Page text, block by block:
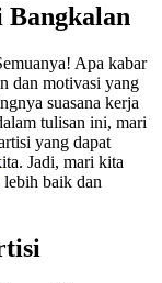
Apa kabar
dan motivasi yang
suasana kerja
tulisan ini, mari
yang dapat
Jadi, mari kita
baik dan